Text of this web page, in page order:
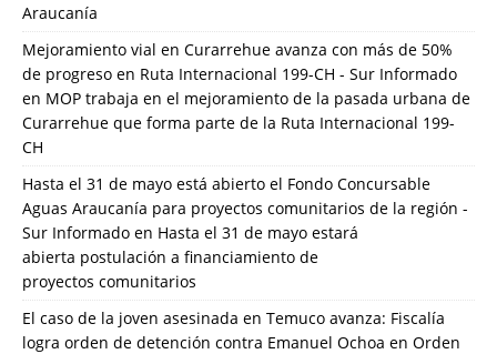
Araucanía
Mejoramiento vial en Curarrehue avanza con más de 50%
de progreso en Ruta Internacional 199-CH - Sur Informado
en MOP trabaja en el mejoramiento de la pasada urbana de
Curarrehue que forma parte de la Ruta Internacional 199-
CH
Hasta el 31 de mayo está abierto el Fondo Concursable
Aguas Araucanía para proyectos comunitarios de la región -
Sur Informado en Hasta el 31 de mayo estará
abierta postulación a financiamiento de
proyectos comunitarios
El caso de la joven asesinada en Temuco avanza: Fiscalía
logra orden de detención contra Emanuel Ochoa en Orden